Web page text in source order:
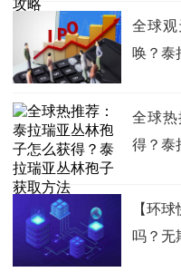
全球
唤？泰
全球
得？泰
【环
吗？无